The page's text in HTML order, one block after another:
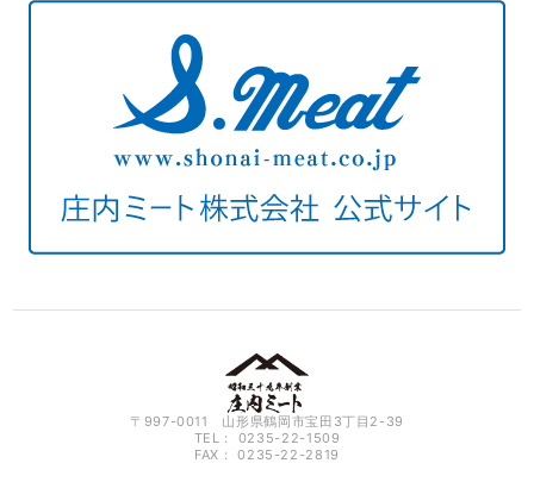
〒997-0011 山形県鶴岡市宝田3丁目2-39
TEL： 0235-22-1509
FAX： 0235-22-2819